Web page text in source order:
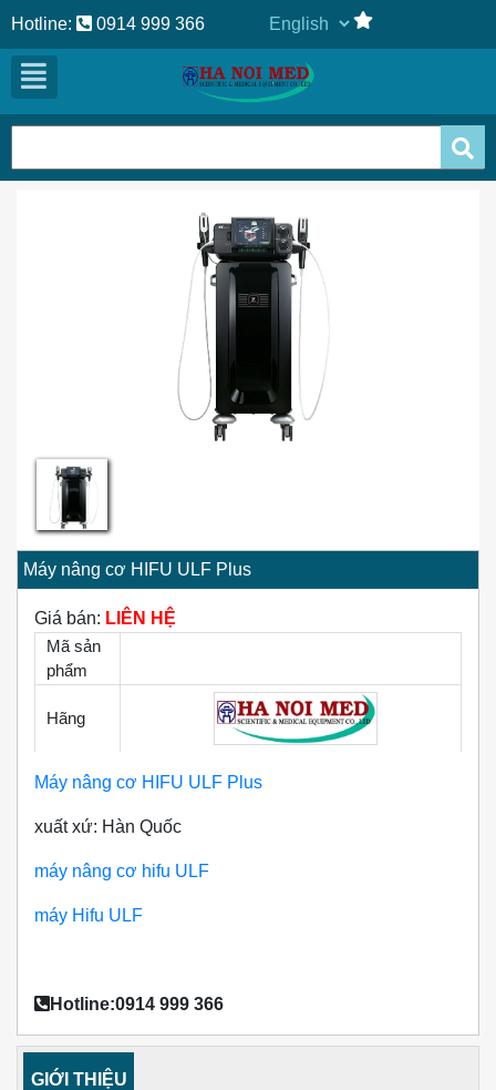
Hotline: 0914 999 366
Máy nâng cơ HIFU ULF Plus
Giá bán: LIÊN HỆ
Mã sản
phẩm
Hãng
Máy nâng cơ HIFU ULF Plus
xuất xứ: Hàn Quốc
máy nâng cơ hifu ULF
máy Hifu ULF
Hotline:0914 999 366
GIỚI THIỆU